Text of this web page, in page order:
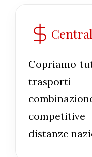
Copriamo
distanze